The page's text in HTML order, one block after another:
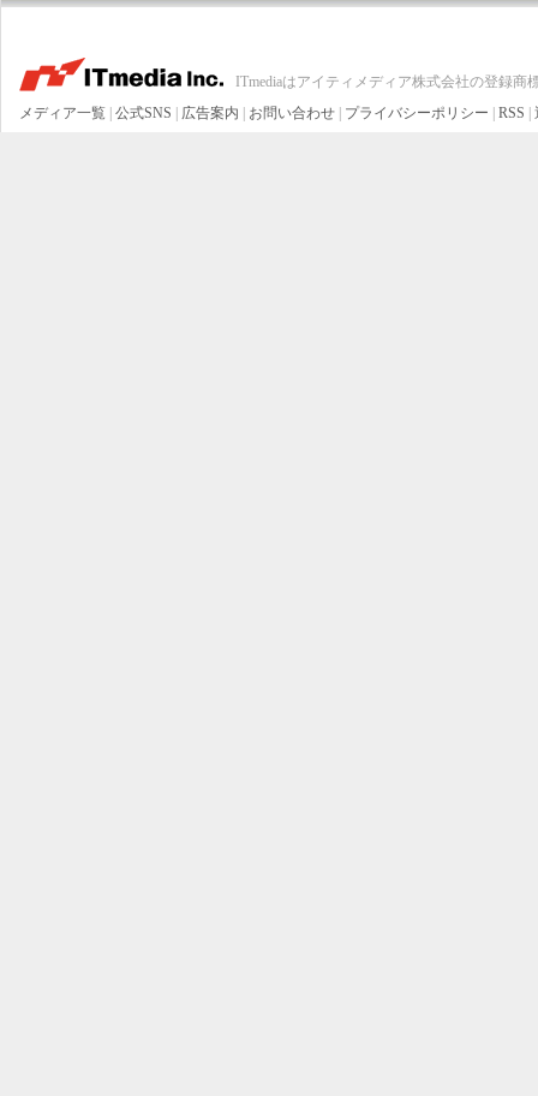
ITmediaはアイティメディア株式会社の登録商
メディア一覧 | 公式SNS | 広告案内 | お問い合わせ | プライバシーポリシー | RSS |